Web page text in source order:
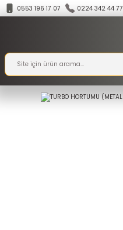
0553 196 17 07 0224 342 44 77